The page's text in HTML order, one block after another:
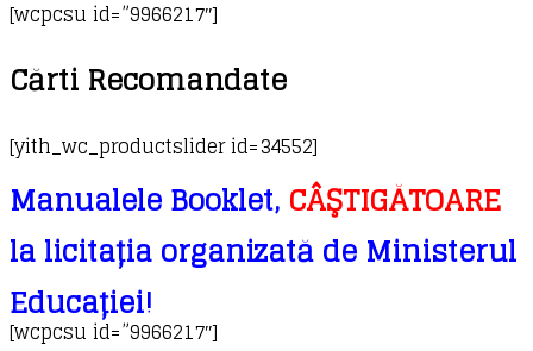
[wcpcsu id=”9966217″]
Cărti Recomandate
[yith_wc_productslider id=34552]
Manualele Booklet, CÂŞTIGĂTOARE
la licitația organizată de Ministerul
Educației!
[wcpcsu id=”9966217″]